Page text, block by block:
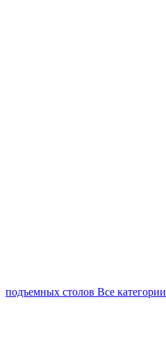
подъемных столов Все категории